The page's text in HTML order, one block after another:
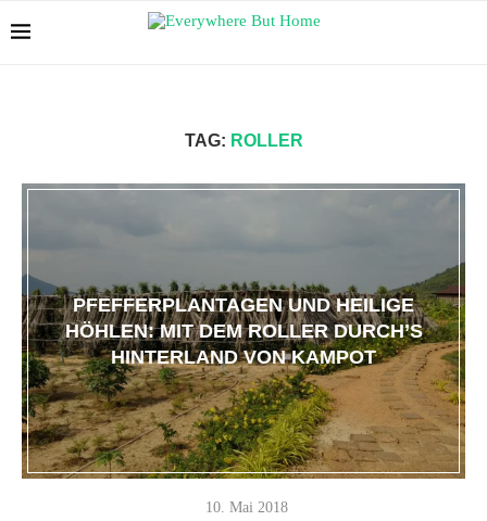
TAG: ROLLER
PFEFFERPLANTAGEN UND HEILIGE
HÖHLEN: MIT DEM ROLLER DURCH’S
HINTERLAND VON KAMPOT
10. Mai 2018